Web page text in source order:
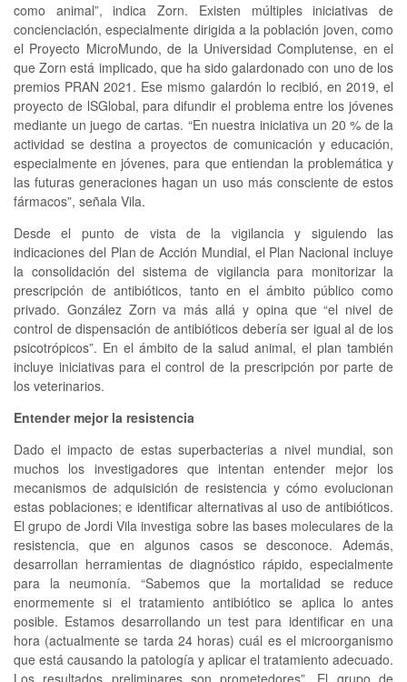
como animal”, indica Zorn. Existen múltiples iniciativas de
concienciación, especialmente dirigida a la población joven, como
el Proyecto MicroMundo, de la Universidad Complutense, en el
que Zorn está implicado, que ha sido galardonado con uno de los
premios PRAN 2021. Ese mismo galardón lo recibió, en 2019, el
proyecto de lSGlobal, para difundir el problema entre los jóvenes
mediante un juego de cartas. “En nuestra iniciativa un 20 % de la
actividad se destina a proyectos de comunicación y educación,
especialmente en jóvenes, para que entiendan la problemática y
las futuras generaciones hagan un uso más consciente de estos
fármacos”, señala Vila.
Desde el punto de vista de la vigilancia y siguiendo las
indicaciones del Plan de Acción Mundial, el Plan Nacional incluye
la consolidación del sistema de vigilancia para monitorizar la
prescripción de antibióticos, tanto en el ámbito público como
privado. González Zorn va más allá y opina que “el nivel de
control de dispensación de antibióticos debería ser igual al de los
psicotrópicos”. En el ámbito de la salud animal, el plan también
incluye iniciativas para el control de la prescripción por parte de
los veterinarios.
Entender mejor la resistencia
Dado el impacto de estas superbacterias a nivel mundial, son
muchos los investigadores que intentan entender mejor los
mecanismos de adquisición de resistencia y cómo evolucionan
estas poblaciones; e identificar alternativas al uso de antibióticos.
El grupo de Jordi Vila investiga sobre las bases moleculares de la
resistencia, que en algunos casos se desconoce. Además,
desarrollan herramientas de diagnóstico rápido, especialmente
para la neumonía. “Sabemos que la mortalidad se reduce
enormemente si el tratamiento antibiótico se aplica lo antes
posible. Estamos desarrollando un test para identificar en una
hora (actualmente se tarda 24 horas) cuál es el microorganismo
que está causando la patología y aplicar el tratamiento adecuado.
Los resultados preliminares son prometedores”. El grupo de